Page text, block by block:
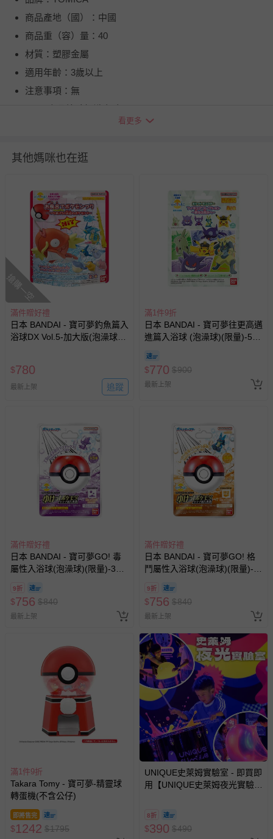
商品產地（國）：中國
商品重（容）量：40
材質：塑膠金屬
適用年齡：3歲以上
注意事項：無
並非試用期，您所退回的商品必須是未經使用的全新狀態，
如需退換貨，請於收到商品7天（含例假日內提出），如為
瑕疵退換貨所產生的運費，將由媽咪愛負責處理，若非瑕疵
退貨，您可至『查詢訂單』>『已出貨』中查詢該筆訂單，
並點選『我要退貨』即可進行申請。若有相關退貨問題，請
至媽咪愛LINE@客服ID: @mamilove
我們將依序為您處理
與服務，謝謝。
針對滿件折/滿額贈…等活動，如因部份退貨，而該訂單保
留商品未達活動門檻，將以原價計算，活動贈品亦需一併退
回。
部分商品依據消費者保護法的規定，不適用七天鑑賞期/猶
豫期範圍：
易於腐敗、保存期限較短或解約時即將逾期（例如生鮮
報紙、期刊或雜誌（惟書籍如經拆封、使用，則酌收整
新費用）。
經消費者拆封之影音商品或電腦軟體（例如 DVD、CD
等）。
非以有形媒介提供之數位內容或一經提供即為完成之線
上服務，經消費者事先同意始提供（例如線上課程、遊
已拆封之以下類型商品：
-個人衛生用品（例如尿布、貼身衣物、泳裝、襪子、地
墊、寢具類等）。
-新生兒親膚衣物（嬰幼兒包巾與背巾、包屁衣、學習
褲、紗布衣等）。
-接觸性孕哺產品（奶嘴、奶瓶、擠乳器、哺乳衣、托腹
-其他原廠盒裝商品封口處已貼上「不可拆封」，或具警
示字句等說明貼紙、封條者。
國際航空、客運、訂房等服務。
相關的退換貨辦理流程，可詳見： 退換貨 & 退款問題
其他常見問題：
運送服務：目前提供的運送僅限台灣本島。如您位於離島地
區，可能會無法配送，或須依據商品需加收離島運費。廠商
亦保留出貨與否的權利。離島、偏遠地區、樓層親送等加價
費用，可能會另需加收。
商品實際的配達日期，可於訂單個人資料內的查詢訂單內，
已出貨通知之訊息為主。
看更多
其他媽咪也在逛
搶購一空
滿件贈好禮
日本 BANDAI - 寶可夢釣魚篇入
浴球DX Vol.5-加大版(泡澡球)
$780
最新上架 追蹤
滿1件9折
日本 BANDAI - 寶可夢往更高邁
進篇入浴球 (泡澡球)(限量)-5入
$770 $900
最新上架
滿件贈好禮
日本 BANDAI - 寶可夢GO! 毒
屬性入浴球(泡澡球)(限量)-3入
9折
$756 $840
最新上架
滿件贈好禮
日本 BANDAI - 寶可夢GO! 格
鬥屬性入浴球(泡澡球)(限量)-3
9折
$756 $840
最新上架
滿1件9折
Takara Tomy - 寶可夢-精靈球
轉蛋機(不含公仔)
即將售完
$1242 $1795
UNIQUE史萊姆實驗室 - 即買即
用【UNIQUE史萊姆夜光實驗室
訂單編號兌換，逾期作廢) (大
人小孩均一價(3歲以上需購票))
8折
$390 $490